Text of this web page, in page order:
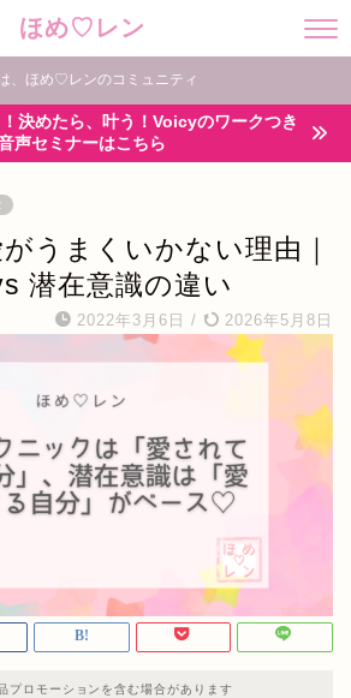
ほめ♡レン
、ほめ♡レンのコミュニティ
！決めたら、叶う！Voicyのワークつき
声セミナーはこちら
うまくいかない理由｜
潜在意識の違い
2022年3月6日 / 2026年5月8日
プロモーションを含む場合があります